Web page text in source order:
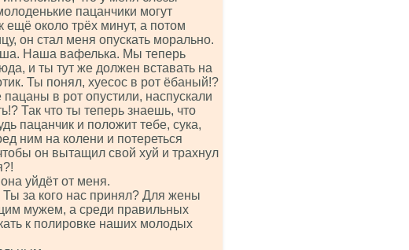
пацанчики могут
около трёх минут, а потом
он стал меня опускать морально.
Наша вафелька. Мы теперь
и ты тут же должен вставать на
Ты понял, хуесос в рот ёбаный!?
в рот опустили, наспускали
Так что ты теперь знаешь, что
пацанчик и положит тебе, сука,
ним на колени и потереться
он вытащил свой хуй и трахнул
уйдёт от меня.
за кого нас принял? Для жены
мужем, а среди правильных
к полировке наших молодых